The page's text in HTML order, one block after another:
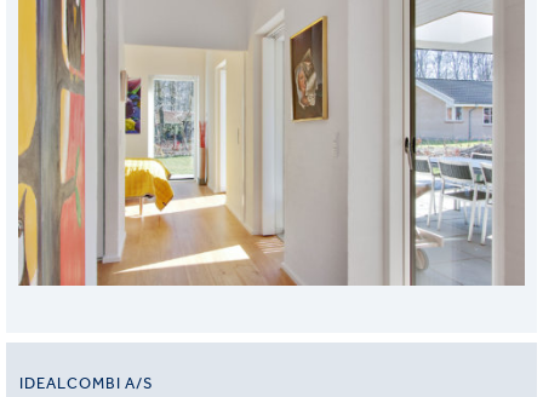
IDEALCOMBI A/S